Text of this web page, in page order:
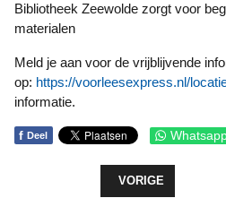
Bibliotheek Zeewolde zorgt voor
materialen
Meld je aan voor de vrijblijvende informatiebijeenkomst of kijk
op: https://voorleesexpress.nl/
informatie.
f Deel
VORIG ARTIKEL:
VORIGE